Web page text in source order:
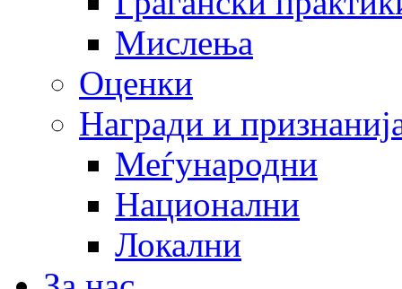
Мислења
Оценки
Награди и
Меѓународни
Национални
Локални